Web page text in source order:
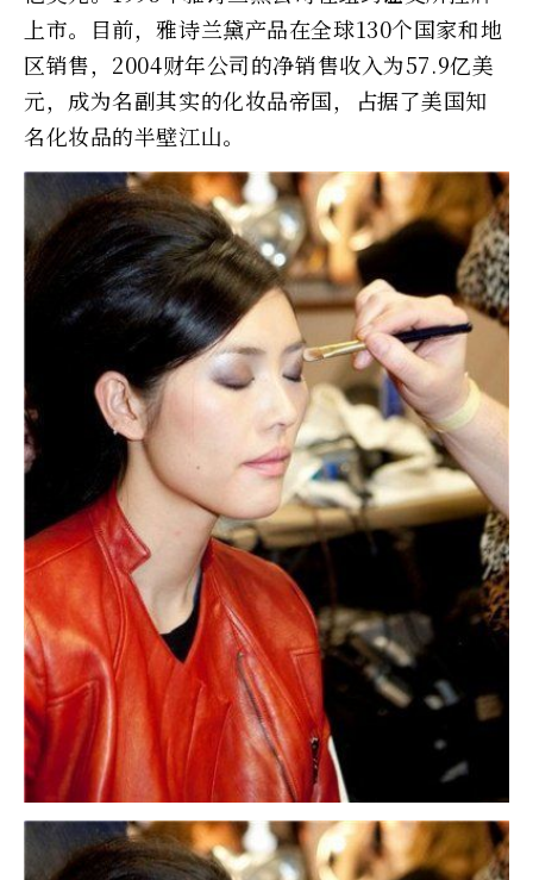
上市。目前，雅诗兰黛产品在全球130个国家和地
区销售，2004财年公司的净销售收入为57.9亿美
元，成为名副其实的化妆品帝国，占据了美国知
名化妆品的半壁江山。